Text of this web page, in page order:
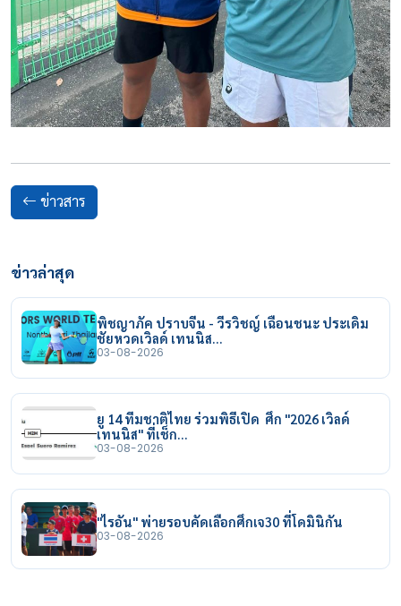
ข่าวสาร
ข่าวล่าสุด
พิชญาภัค ปราบจีน - วีรวิชญ์ เฉือนชนะ ประเดิม
ชัยหวดเวิลด์ เทนนิส…
03-08-2026
ยู 14 ทีมชาติไทย ร่วมพิธีเปิด ศึก "2026 เวิลด์
เทนนิส" ที่เช็ก…
03-08-2026
"ไรอัน" พ่ายรอบคัดเลือกศึกเจ30 ที่โดมินิกัน
03-08-2026